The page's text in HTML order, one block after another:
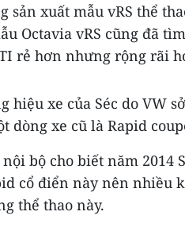
sản xuất mẫu vRS thể
Octavia vRS cũng đã
rẻ hơn nhưng rộng rãi
hiệu xe của Séc do VW
dòng xe cũ là Rapid
bộ cho biết năm 2014
cổ điển này nên nhiều
thể thao này.